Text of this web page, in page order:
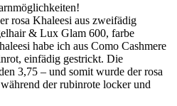
rosa Khaleesi aus zweifädig
& Lux Glam 600, farbe
habe ich aus Como Cashmere
einfädig gestrickt. Die
3,75 – und somit wurde der rosa
der rubinrote locker und